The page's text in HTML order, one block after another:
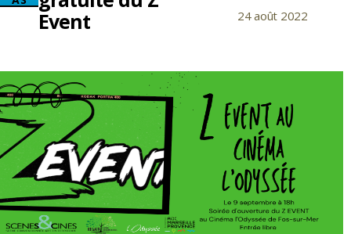
Event
l’article
Date24 août 2022